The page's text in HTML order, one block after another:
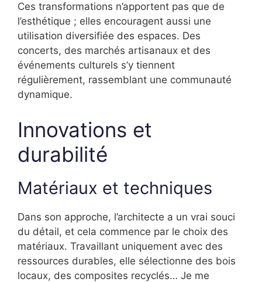
Ces transformations n’apportent pas que de
l’esthétique ; elles encouragent aussi une
utilisation diversifiée des espaces. Des
concerts, des marchés artisanaux et des
événements culturels s’y tiennent
régulièrement, rassemblant une communauté
dynamique.
Innovations et
durabilité
Matériaux et techniques
Dans son approche, l’architecte a un vrai souci
du détail, et cela commence par le choix des
matériaux. Travaillant uniquement avec des
ressources durables, elle sélectionne des bois
locaux, des composites recyclés… Je me